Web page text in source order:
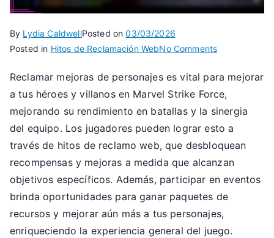
By Lydia CaldwellPosted on03/03/2026
Posted in Hitos de Reclamación WebNo Commentson
Mejoras
de
Personaje:
Hitos
Reclamación
en
la
Web,
Participación
en
Reclamar mejoras de personajes es vital para mejorar
a tus héroes y villanos en Marvel Strike Force,
mejorando su rendimiento en batallas y la sinergia
del equipo. Los jugadores pueden lograr esto a
través de hitos de reclamo web, que desbloquean
recompensas y mejoras a medida que alcanzan
objetivos específicos. Además, participar en eventos
brinda oportunidades para ganar paquetes de
recursos y mejorar aún más a tus personajes,
enriqueciendo la experiencia general del juego.